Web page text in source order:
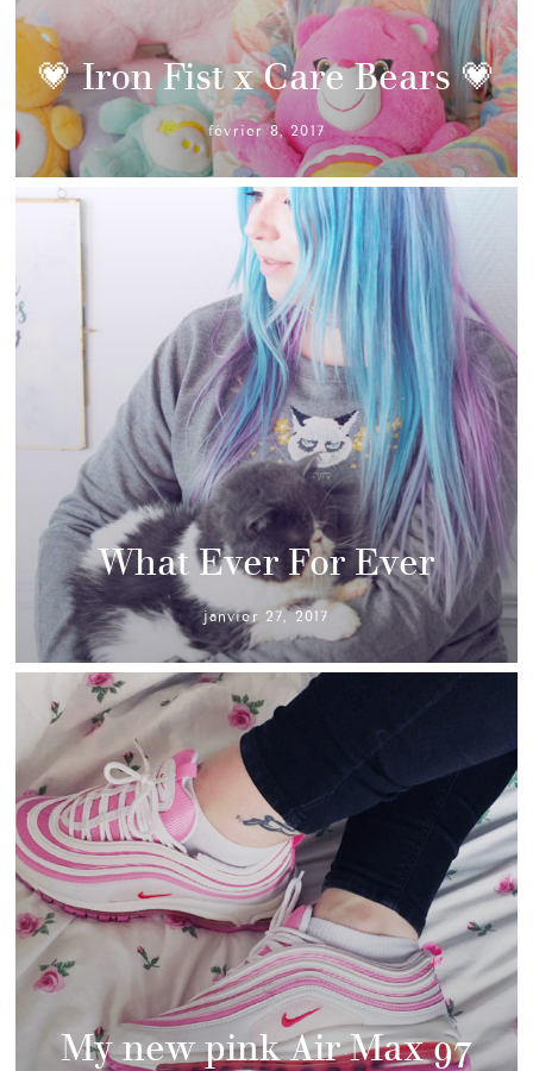
💗 Iron Fist x Care Bears 💗
février 8, 2017
What Ever For Ever
janvier 27, 2017
My new pink Air Max 97